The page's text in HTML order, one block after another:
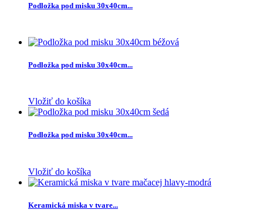
Podložka pod misku 30x40cm...
Podložka pod misku 30x40cm...
Vložiť do košíka
Podložka pod misku 30x40cm...
Vložiť do košíka
Keramická miska v tvare...